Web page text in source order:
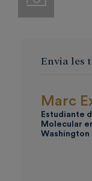
Envia les
Marc
Estudiante
Molecular
Washington